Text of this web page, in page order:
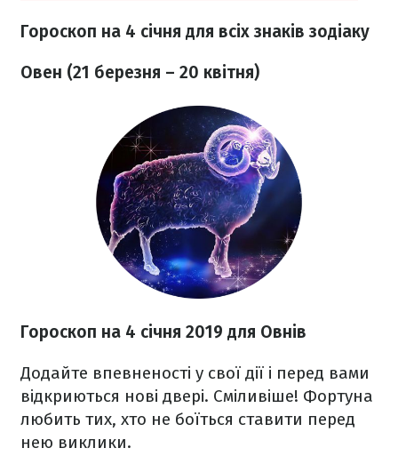
Гороскоп на 4 січня для всіх знаків зодіаку
Овен (21 березня – 20 квітня)
Гороскоп на 4 січня 2019 для Овнів
Додайте впевненості у свої дії і перед вами
відкриються нові двері. Сміливіше! Фортуна
любить тих, хто не боїться ставити перед
нею виклики.